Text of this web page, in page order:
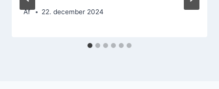
Af 22. december 2024